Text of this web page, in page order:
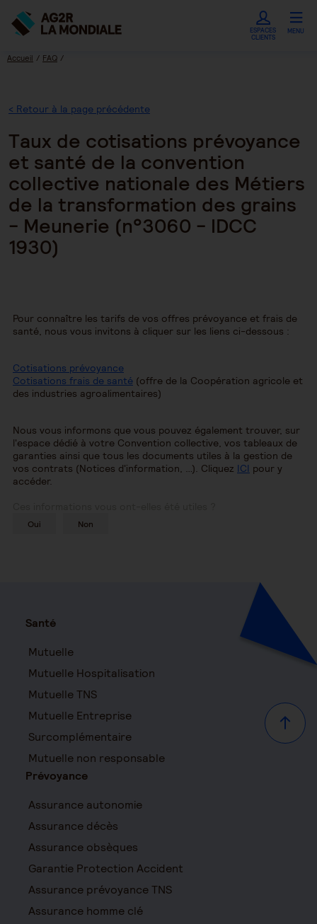
ESPACES
CLIENTS
MENU
Accueil
FAQ
< Retour à la page précédente
Taux de cotisations prévoyance
et santé de la convention
collective nationale des Métiers
de la transformation des grains
- Meunerie (n°3060 - IDCC
1930)
Pour connaître les tarifs de vos offres prévoyance et frais de
santé, nous vous invitons à cliquer sur les liens ci-dessous :
Cotisations prévoyance
Cotisations frais de santé (offre de la Coopération agricole et
des industries agroalimentaires)
Nous vous informons que vous pouvez également trouver, sur
l'espace dédié à votre Convention collective, vos tableaux de
garanties ainsi que tous les documents utiles à la gestion de
vos contrats (Notices d'information, …). Cliquez ICI pour y
accéder.
Oui Non
Haut
Santé
Mutuelle
Mutuelle Hospitalisation
Mutuelle TNS
Mutuelle Entreprise
Surcomplémentaire
Mutuelle non responsable
Prévoyance
Assurance autonomie
Assurance décès
Assurance obsèques
Garantie Protection Accident
Assurance prévoyance TNS
Assurance homme clé